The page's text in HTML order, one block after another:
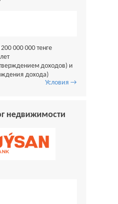
000 000 тенге
доходов) и
дохода)
Условия →
недвижимости